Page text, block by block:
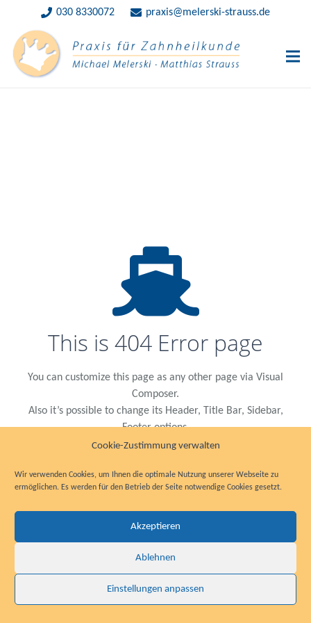
Cookie-Zustimmung verwalten
Wir verwenden Cookies, um Ihnen die optimale Nutzung unserer Webseite zu
ermöglichen. Es werden für den Betrieb der Seite notwendige Cookies gesetzt.
Akzeptieren
Ablehnen
Einstellungen anpassen
030 8330072 praxis@melerski-strauss.de
This is 404 Error page
You can customize this page as any other page via Visual
Composer.
Also it’s possible to change its Header, Title Bar, Sidebar,
Footer options.